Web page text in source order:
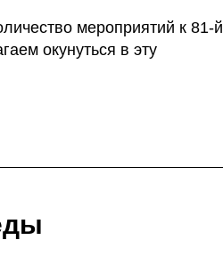
мероприятий к 81-й
окунуться в эту